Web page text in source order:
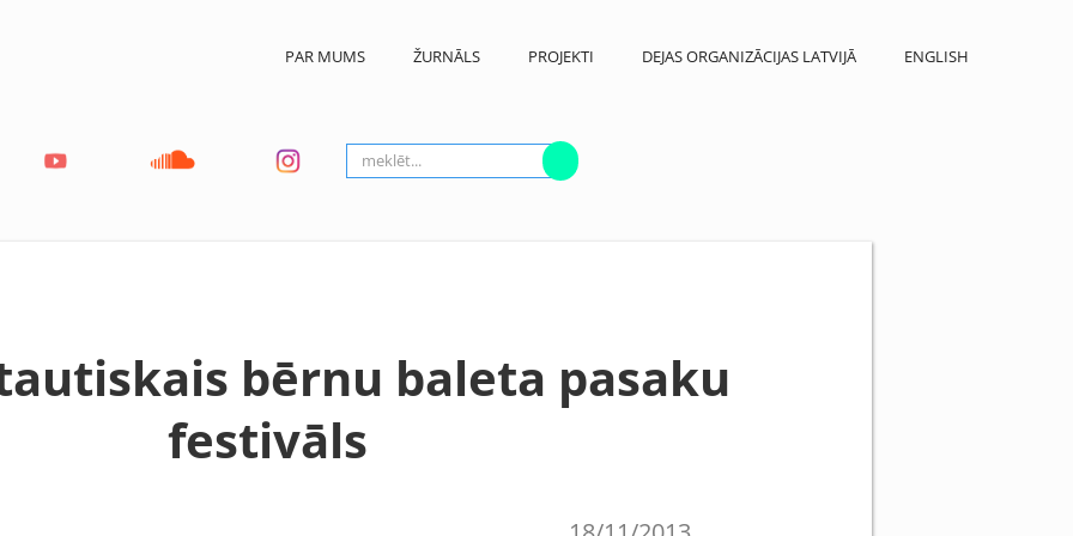
PAR MUMS ŽURNĀLS PROJEKTI DEJAS ORGANIZĀCIJAS LATVIJĀ ENGLISH
bērnu baleta pasaku
festivāls